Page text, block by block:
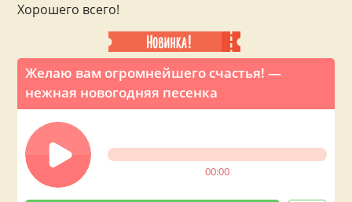
Желаю вам огромнейшего счастья! —
нежная новогодняя песенка
00:00
Хорошего всего!